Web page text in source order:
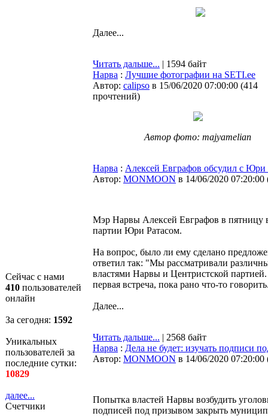
Сейчас с нами
410 пользователей
онлайн
За сегодня: 1592
Уникальных
пользователей за
последние сутки:
10829
далее...
Счетчики
Далее...
Читать дальше... | 1594 байт
Нарва : Лучшие фотографии на SETI.ee
Автор: calipso в 15/06/2020 07:00:00 (414
прочтений)
Автор фото: majyamelian
Нарва : Алексей Евграфов обсудил с
Автор: MONMOON в 14/06/2020 07:20:00
Мэр Нарвы Алексей Евграфов в пятницу
партии Юри Ратасом.
На вопрос, было ли ему сделано
ответил так: "Мы рассматривали
властями Нарвы и Центристской
первая встреча, пока рано что-то
Далее...
Читать дальше... | 2568 байт
Нарва : Дела не будет: изучать подписи
Автор: MONMOON в 14/06/2020 07:20:00
Попытка властей Нарвы возбудить
подписей под призывом закрыть